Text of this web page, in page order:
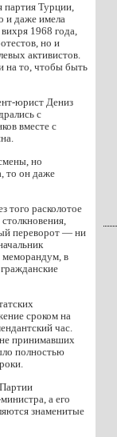
партия Турции,
и даже имела
1968 года,
но и
активистов.
на то, чтобы быть
юрист Дениз
с
вместе с
но
то он даже
того расколотое
переворот — ни
в
сроком на
час.
принимавших
полностью
а его
знаменитые